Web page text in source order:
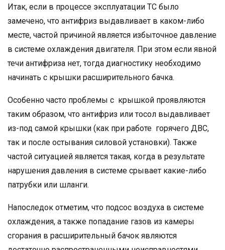
Итак, если в процессе эксплуатации ТС было
замечено, что антифриз выдавливает в каком-либо
месте, частой причиной является избыточное давление
в системе охлаждения двигателя. При этом если явной
течи антифриза нет, тогда диагностику необходимо
начинать с крышки расширительного бачка.
Особенно часто проблемы с крышкой проявляются
таким образом, что антифриз или тосол выдавливает
из-под самой крышки (как при работе горячего ДВС,
так и после остывания силовой установки). Также
частой ситуацией является такая, когда в результате
нарушения давления в системе срывает какие-либо
патрубки или шланги.
Напоследок отметим, что подсос воздуха в системе
охлаждения, а также попадание газов из камеры
сгорания в расширительный бачок являются